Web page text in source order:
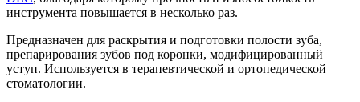
инструмента повышается в несколько раз.
Предназначен для раскрытия и подготовки полости зуба,
препарирования зубов под коронки, модифицированный
уступ. Используется в терапевтической и ортопедической
стоматологии.